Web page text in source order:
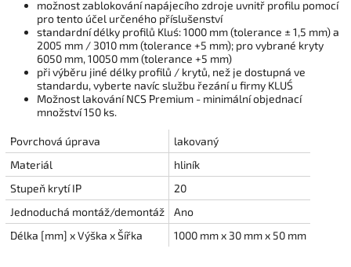
možnost zablokování napájecího zdroje uvnitř profilu pomocí
pro tento účel určeného příslušenství
standardní délky profilů Kluś: 1000 mm (tolerance ± 1,5 mm) a
2005 mm / 3010 mm (tolerance +5 mm); pro vybrané kryty
6050 mm, 10050 mm (tolerance +5 mm)
při výběru jiné délky profilů / krytů, než je dostupná ve
standardu, vyberte navíc službu řezání u firmy KLUŚ
Možnost lakování NCS Premium - minimální objednací
množství 150 ks.
Povrchová úprava
lakovaný
Materiál
hliník
Stupeň krytí IP
20
Jednoduchá montáž/demontáž
Ano
Délka [mm] x Výška x Šířka
1000 mm x 30 mm x 50 mm